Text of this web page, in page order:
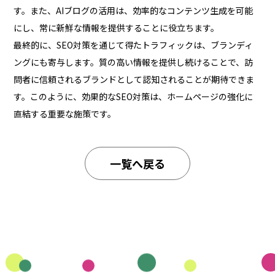
す。また、AIブログの活用は、効率的なコンテンツ生成を可能
にし、常に新鮮な情報を提供することに役立ちます。
最終的に、SEO対策を通じて得たトラフィックは、ブランディ
ングにも寄与します。質の高い情報を提供し続けることで、訪
問者に信頼されるブランドとして認知されることが期待できま
す。このように、効果的なSEO対策は、ホームページの強化に
直結する重要な施策です。
一覧へ戻る